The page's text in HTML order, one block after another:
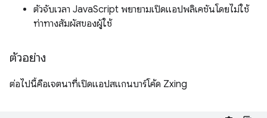
ตัวจับเวลา JavaScript พยายามเปิดแอปพลิเคชันโดยไม่ใช้
ท่าทางสัมผัสของผู้ใช้
ตัวอย่าง
ต่อไปนี้คือเจตนาที่เปิดแอปสแกนบาร์โค้ด Zxing